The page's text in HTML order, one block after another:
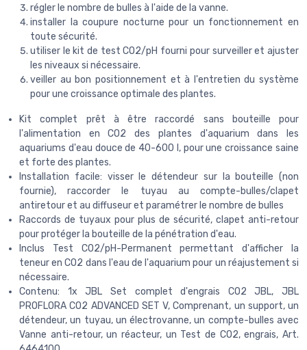
régler le nombre de bulles à l'aide de la vanne.
installer la coupure nocturne pour un fonctionnement en
toute sécurité.
utiliser le kit de test CO2/pH fourni pour surveiller et ajuster
les niveaux si nécessaire.
veiller au bon positionnement et à l'entretien du système
pour une croissance optimale des plantes.
Kit complet prêt à être raccordé sans bouteille pour
l'alimentation en CO2 des plantes d'aquarium dans les
aquariums d'eau douce de 40-600 l, pour une croissance saine
et forte des plantes.
Installation facile: visser le détendeur sur la bouteille (non
fournie), raccorder le tuyau au compte-bulles/clapet
antiretour et au diffuseur et paramétrer le nombre de bulles
Raccords de tuyaux pour plus de sécurité, clapet anti-retour
pour protéger la bouteille de la pénétration d'eau.
Inclus Test CO2/pH-Permanent permettant d'afficher la
teneur en CO2 dans l'eau de l'aquarium pour un réajustement si
nécessaire.
Contenu: 1x JBL Set complet d'engrais CO2 JBL, JBL
PROFLORA CO2 ADVANCED SET V, Comprenant, un support, un
détendeur, un tuyau, un électrovanne, un compte-bulles avec
Vanne anti-retour, un réacteur, un Test de CO2, engrais, Art.